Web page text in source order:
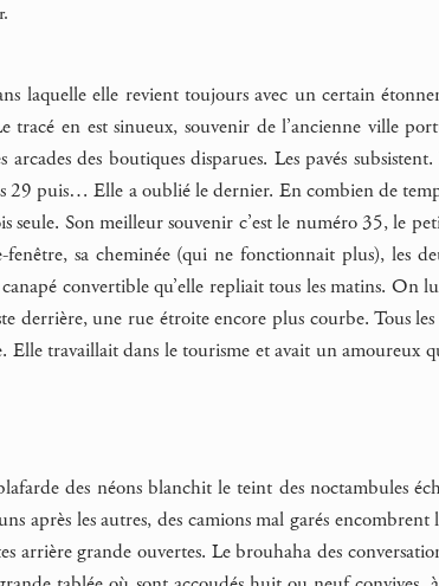
laquelle elle revient toujours avec un certain
tracé en est sinueux, souvenir de l’ancienne ville
arcades des boutiques disparues. Les pavés
puis… Elle a oublié le dernier. En combien de
seule. Son meilleur souvenir c’est le numéro 35, le
sa cheminée (qui ne fonctionnait plus), les
convertible qu’elle repliait tous les matins. On
derrière, une rue étroite encore plus courbe. Tous
Elle travaillait dans le tourisme et avait un
des néons blanchit le teint des noctambules
après les autres, des camions mal garés
arrière grande ouvertes. Le brouhaha des